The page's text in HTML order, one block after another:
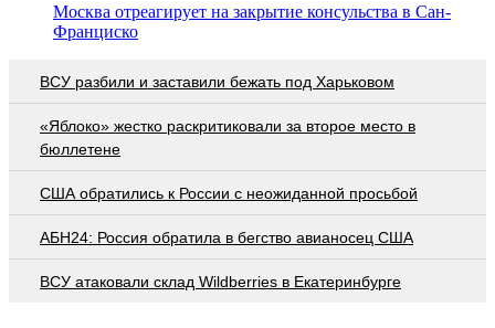
Москва отреагирует на закрытие консульства в Сан-
Франциско
ВСУ разбили и заставили бежать под Харьковом
«Яблоко» жестко раскритиковали за второе место в
бюллетене
США обратились к России с неожиданной просьбой
АБН24: Россия обратила в бегство авианосец США
ВСУ атаковали склад Wildberries в Екатеринбурге